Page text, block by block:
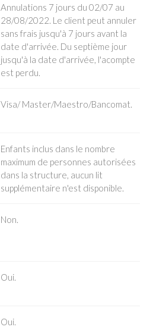
Annulations 7 jours du 02/07 au
28/08/2022. Le client peut annuler
sans frais jusqu'à 7 jours avant la
date d'arrivée. Du septième jour
jusqu'à la date d'arrivée, l'acompte
est perdu.
Visa/ Master/Maestro/Bancomat.
Enfants inclus dans le nombre
maximum de personnes autorisées
dans la structure, aucun lit
supplémentaire n'est disponible.
Non.
Oui.
Oui.